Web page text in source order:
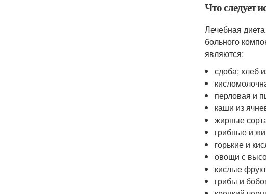
Что следует
Лечебная
больного
являются:
сдоба; хлеб
перловая и
каши из
жирные
грибные и
горькие и
овощи с
кислые
грибы и